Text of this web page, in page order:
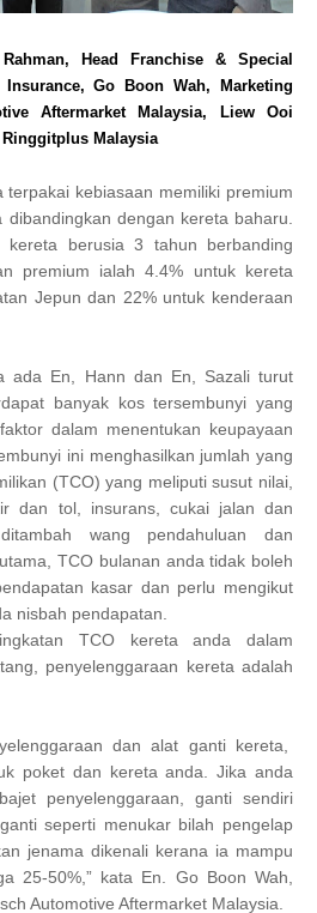
Head Franchise & Special
Go Boon Wah, Marketing
Aftermarket Malaysia, Liew Ooi
Malaysia
terpakai kebiasaan memiliki premium
dibandingkan dengan kereta baharu.
kereta berusia 3 tahun berbanding
premium ialah 4.4% untuk kereta
Jepun dan 22% untuk kenderaan
ada En, Hann dan En, Sazali turut
banyak kos tersembunyi yang
dalam menentukan keupayaan
ini menghasilkan jumlah yang
(TCO) yang meliputi susut nilai,
dan tol, insurans, cukai jalan dan
wang pendahuluan dan
TCO bulanan anda tidak boleh
kasar dan perlu mengikut
nisbah pendapatan.
TCO kereta anda dalam
penyelenggaraan kereta adalah
dan alat ganti kereta,
poket dan kereta anda. Jika anda
penyelenggaraan, ganti sendiri
seperti menukar bilah pengelap
jenama dikenali kerana ia mampu
25-50%,” kata En. Go Boon Wah,
Automotive Aftermarket Malaysia.